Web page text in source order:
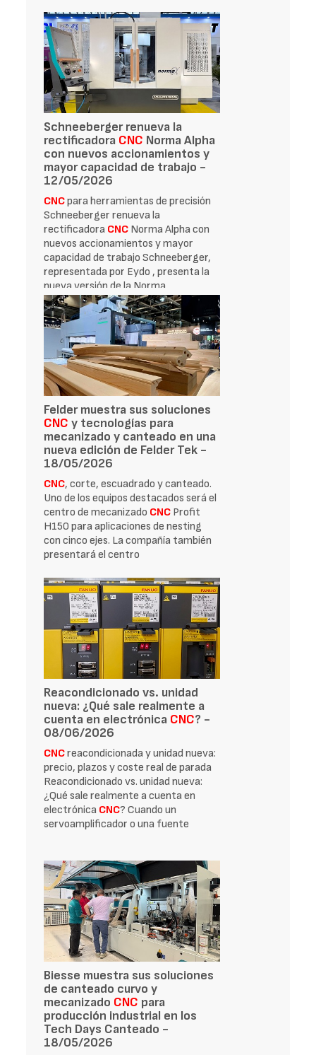
Schneeberger renueva la
rectificadora CNC Norma Alpha
con nuevos accionamientos y
mayor capacidad de trabajo -
12/05/2026
CNCpara herramientas de precisión
Schneeberger renueva la
rectificadora CNC Norma Alpha con
nuevos accionamientos y mayor
capacidad de trabajo Schneeberger,
representada por Eydo , presenta la
nueva versión de la Norma
Felder muestra sus soluciones
CNC y tecnologías para
mecanizado y canteado en una
nueva edición de Felder Tek -
18/05/2026
CNC, corte, escuadrado y canteado.
Uno de los equipos destacados será el
centro de mecanizado CNC Profit
H150 para aplicaciones de nesting
con cinco ejes. La compañía también
presentará el centro
Reacondicionado vs. unidad
nueva: ¿Qué sale realmente a
cuenta en electrónica CNC? -
08/06/2026
CNCreacondicionada y unidad nueva:
precio, plazos y coste real de parada
Reacondicionado vs. unidad nueva:
¿Qué sale realmente a cuenta en
electrónica CNC? Cuando un
servoamplificador o una fuente
Biesse muestra sus soluciones
de canteado curvo y
mecanizado CNC para
producción industrial en los
Tech Days Canteado -
18/05/2026